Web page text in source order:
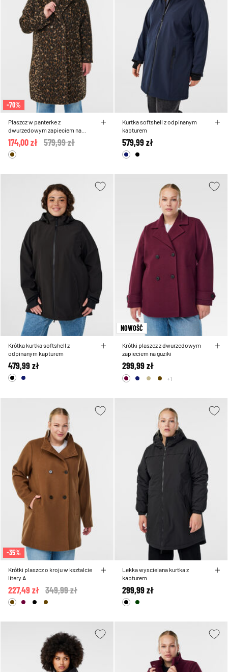
-70%
Plaszcz w panterke z
dwurzedowym zapieciem na
guziki
Price reduced from
579,99 zł
174,00 zł
Kurtka softshell z odpinanym
kapturem
579,99 zł
Krótka kurtka softshell z
odpinanym kapturem
479,99 zł
NOWOŚĆ
Krótki plaszcz z dwurzedowym
zapieciem na guziki
299,99 zł
+1
-35%
Krótki plaszcz o kroju w ksztalcie
litery A
Price reduced from
349,99 zł
227,49 zł
Lekka wyscielana kurtka z
kapturem
299,99 zł